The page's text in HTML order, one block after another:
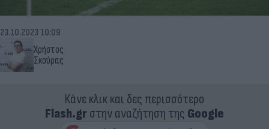
Χρήστος
Σκούρας
23.10.2023 10:09
Κάνε κλικ και δες περισσότερο
Flash.grστην αναζήτηση της Google